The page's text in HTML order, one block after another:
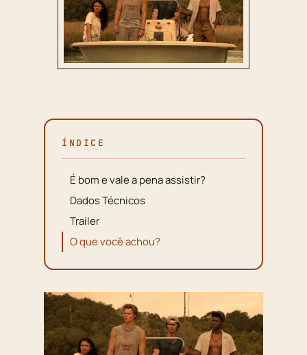
ÍNDICE
É bom e vale a pena assistir?
Dados Técnicos
Trailer
O que você achou?